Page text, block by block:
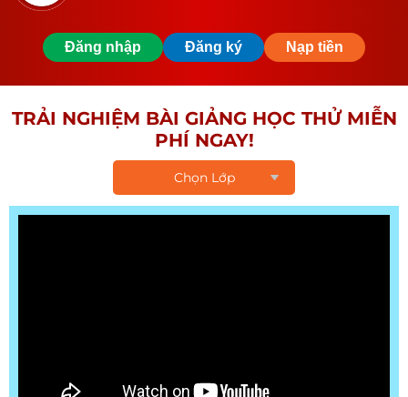
Đăng nhập Đăng ký Nạp tiền
TRẢI NGHIỆM BÀI GIẢNG HỌC THỬ MIỄN
PHÍ NGAY!
Chọn Lớp